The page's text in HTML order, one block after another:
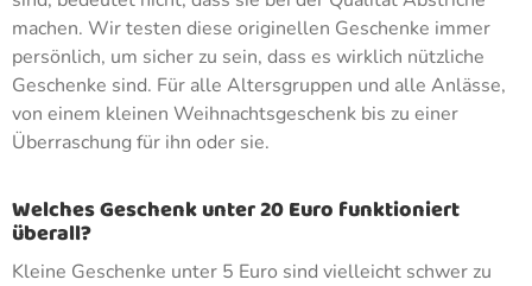
machen. Wir testen diese originellen Geschenke immer
persönlich, um sicher zu sein, dass es wirklich nützliche
Geschenke sind. Für alle Altersgruppen und alle Anlässe,
von einem kleinen Weihnachtsgeschenk bis zu einer
Überraschung für ihn oder sie.
Welches Geschenk unter 20 Euro funktioniert
überall?
Kleine Geschenke unter 5 Euro sind vielleicht schwer zu